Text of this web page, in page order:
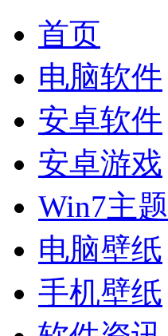
首页
电脑软件
安卓软件
安卓游戏
Win7主题
电脑壁纸
手机壁纸